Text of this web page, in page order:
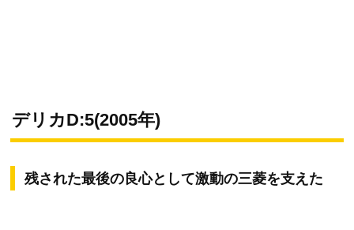
デリカD:5(2005年)
残された最後の良心として激動の三菱を支えた